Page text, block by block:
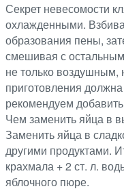
Секрет невесомости
охлажденными.
образования пены,
смешивая с
не только воздушным,
приготовления
рекомендуем
Чем заменить яйца в
Заменить яйца в
другими продуктами.
крахмала + 2 ст. л.
яблочного пюре.